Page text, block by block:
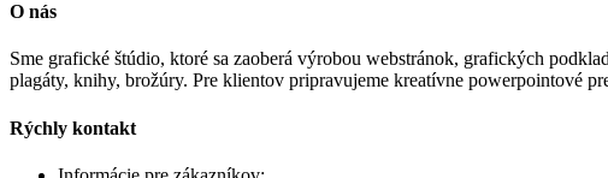
O nás
Sme grafické štúdio, ktoré sa zaoberá výrobou webstránok, grafických
plagáty, knihy, brožúry. Pre klientov pripravujeme kreatívne powerpointové
Rýchly kontakt